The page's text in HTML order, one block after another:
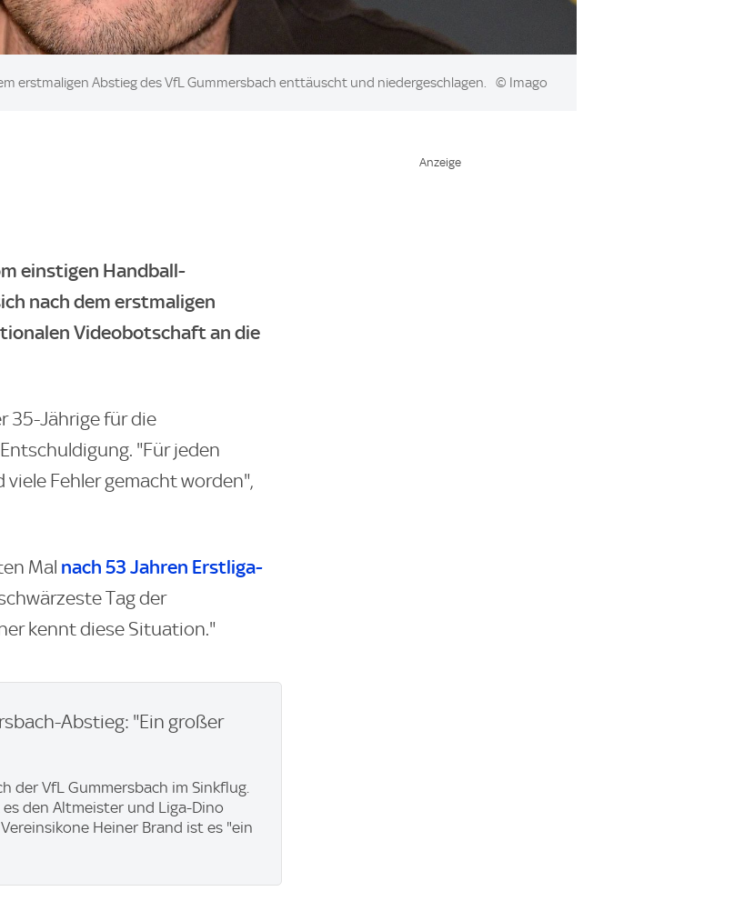
erstmaligen Abstieg des VfL Gummersbach enttäuscht und niedergeschlagen. © Imago
einstigen Handball-
nach dem erstmaligen
Videobotschaft an die
35-Jährige für die
"Für jeden
viele Fehler gemacht worden",
Mal nach 53 Jahren Erstliga-
Tag der
kennt diese Situation."
Abstieg: "Ein großer
der VfL Gummersbach im Sinkflug.
den Altmeister und Liga-Dino
Heiner Brand ist es "ein